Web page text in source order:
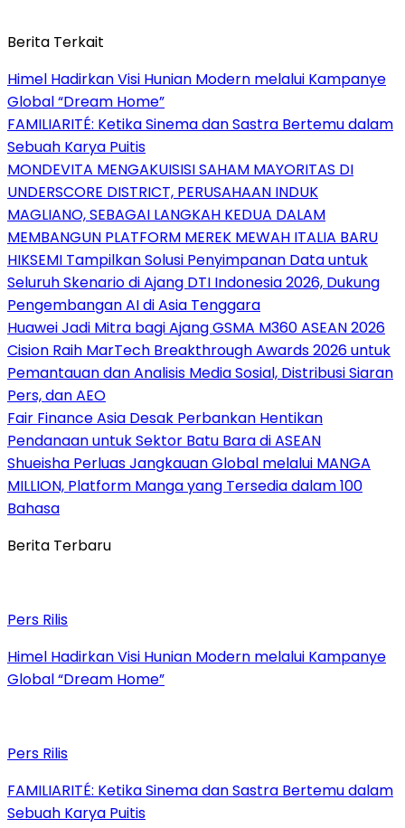
Berita Terkait
Himel Hadirkan Visi Hunian Modern melalui Kampanye
Global “Dream Home”
FAMILIARITÉ: Ketika Sinema dan Sastra Bertemu dalam
Sebuah Karya Puitis
MONDEVITA MENGAKUISISI SAHAM MAYORITAS DI
UNDERSCORE DISTRICT, PERUSAHAAN INDUK
MAGLIANO, SEBAGAI LANGKAH KEDUA DALAM
MEMBANGUN PLATFORM MEREK MEWAH ITALIA BARU
HIKSEMI Tampilkan Solusi Penyimpanan Data untuk
Seluruh Skenario di Ajang DTI Indonesia 2026, Dukung
Pengembangan AI di Asia Tenggara
Huawei Jadi Mitra bagi Ajang GSMA M360 ASEAN 2026
Cision Raih MarTech Breakthrough Awards 2026 untuk
Pemantauan dan Analisis Media Sosial, Distribusi Siaran
Pers, dan AEO
Fair Finance Asia Desak Perbankan Hentikan
Pendanaan untuk Sektor Batu Bara di ASEAN
Shueisha Perluas Jangkauan Global melalui MANGA
MILLION, Platform Manga yang Tersedia dalam 100
Bahasa
Berita Terbaru
Pers Rilis
Himel Hadirkan Visi Hunian Modern melalui Kampanye
Global “Dream Home”
Pers Rilis
FAMILIARITÉ: Ketika Sinema dan Sastra Bertemu dalam
Sebuah Karya Puitis